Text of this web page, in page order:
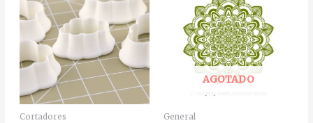
Cortadores
AGOTADO
General